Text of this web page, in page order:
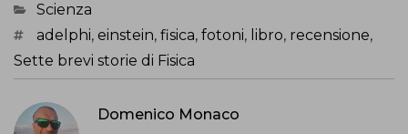
Categorie
Scienza
Tagadelphi, einstein, fisica, fotoni, libro, recensione,
Sette brevi storie di Fisica
Domenico Monaco